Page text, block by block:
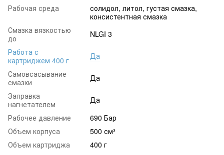
Рабочая среда
солидол, литол, густая смазка,
консистентная смазка
Смазка вязкостью
до
NLGI 3
Работа с
картриджем 400 г
Да
Самовсасывание
смазки
Да
Заправка
нагнетателем
Да
Рабочее давление
690 Бар
Объем корпуса
500 см³
Объем картриджа
400 г